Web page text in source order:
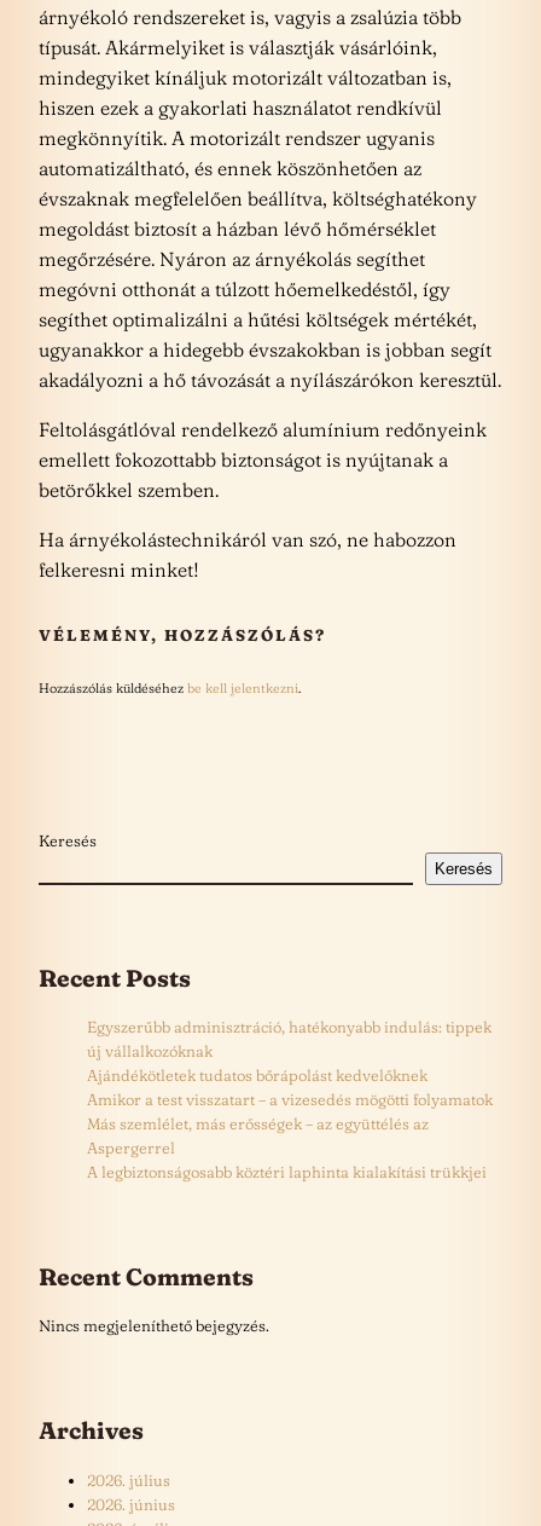
árnyékoló rendszereket is, vagyis a zsalúzia több
típusát. Akármelyiket is választják vásárlóink,
mindegyiket kínáljuk motorizált változatban is,
hiszen ezek a gyakorlati használatot rendkívül
megkönnyítik. A motorizált rendszer ugyanis
automatizáltható, és ennek köszönhetően az
évszaknak megfelelően beállítva, költséghatékony
megoldást biztosít a házban lévő hőmérséklet
megőrzésére. Nyáron az árnyékolás segíthet
megóvni otthonát a túlzott hőemelkedéstől, így
segíthet optimalizálni a hűtési költségek mértékét,
ugyanakkor a hidegebb évszakokban is jobban segít
akadályozni a hő távozását a nyílászárókon keresztül.
Feltolásgátlóval rendelkező alumínium redőnyeink
emellett fokozottabb biztonságot is nyújtanak a
betörőkkel szemben.
Ha árnyékolástechnikáról van szó, ne habozzon
felkeresni minket!
VÉLEMÉNY, HOZZÁSZÓLÁS?
Hozzászólás küldéséhez be kell jelentkezni.
Keresés
Keresés
Recent Posts
Egyszerűbb adminisztráció, hatékonyabb indulás: tippek
új vállalkozóknak
Ajándékötletek tudatos bőrápolást kedvelőknek
Amikor a test visszatart – a vizesedés mögötti folyamatok
Más szemlélet, más erősségek – az együttélés az
Aspergerrel
A legbiztonságosabb köztéri laphinta kialakítási trükkjei
Recent Comments
Nincs megjeleníthető bejegyzés.
Archives
2026. július
2026. június